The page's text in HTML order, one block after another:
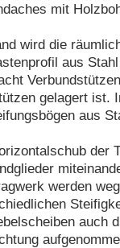
mit
wird die
aus
gelagert ist.
aus
der
werden
auch